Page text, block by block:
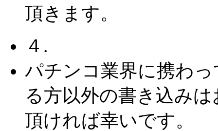
頂きます。
４.
パチンコ業界に携わっ
る方以外の書き込みは
頂ければ幸いです。